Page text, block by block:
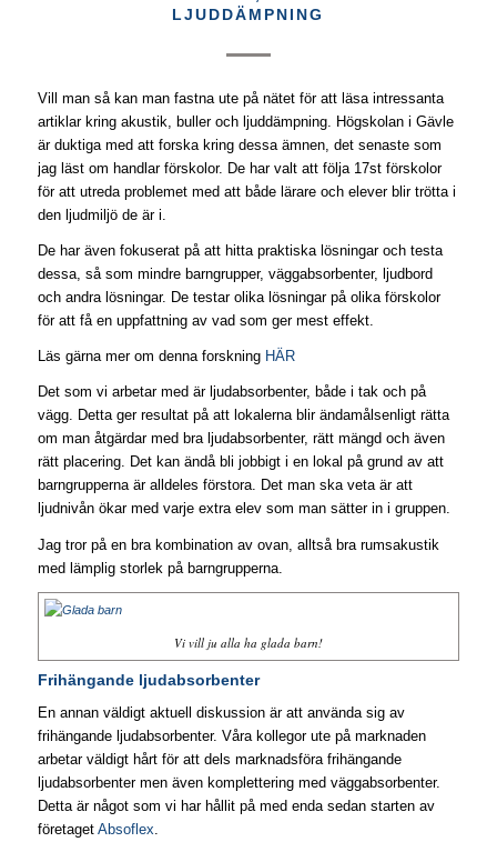
LJUDDÄMPNING
Vill man så kan man fastna ute på nätet för att läsa intressanta
artiklar kring akustik, buller och ljuddämpning. Högskolan i Gävle
är duktiga med att forska kring dessa ämnen, det senaste som
jag läst om handlar förskolor. De har valt att följa 17st förskolor
för att utreda problemet med att både lärare och elever blir trötta i
den ljudmiljö de är i.
De har även fokuserat på att hitta praktiska lösningar och testa
dessa, så som mindre barngrupper, väggabsorbenter, ljudbord
och andra lösningar. De testar olika lösningar på olika förskolor
för att få en uppfattning av vad som ger mest effekt.
Läs gärna mer om denna forskning HÄR
Det som vi arbetar med är ljudabsorbenter, både i tak och på
vägg. Detta ger resultat på att lokalerna blir ändamålsenligt rätta
om man åtgärdar med bra ljudabsorbenter, rätt mängd och även
rätt placering. Det kan ändå bli jobbigt i en lokal på grund av att
barngrupperna är alldeles förstora. Det man ska veta är att
ljudnivån ökar med varje extra elev som man sätter in i gruppen.
Jag tror på en bra kombination av ovan, alltså bra rumsakustik
med lämplig storlek på barngrupperna.
Vi vill ju alla ha glada barn!
Frihängande ljudabsorbenter
En annan väldigt aktuell diskussion är att använda sig av
frihängande ljudabsorbenter. Våra kollegor ute på marknaden
arbetar väldigt hårt för att dels marknadsföra frihängande
ljudabsorbenter men även komplettering med väggabsorbenter.
Detta är något som vi har hållit på med enda sedan starten av
företaget Absoflex